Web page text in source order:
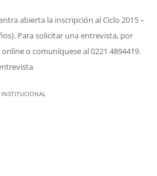
abierta la inscripción al Ciclo 2015 –
Para solicitar una entrevista, por
o comuníquese al 0221 4894419.
entrevista